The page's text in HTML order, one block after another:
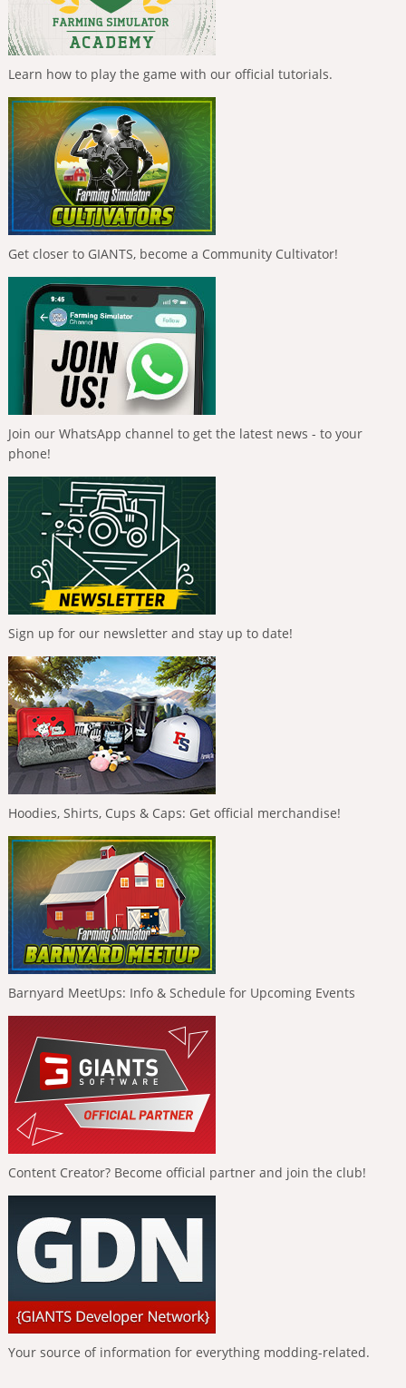
Learn how to play the game with our official tutorials.
Get closer to GIANTS, become a Community Cultivator!
Join our WhatsApp channel to get the latest news - to your
phone!
Sign up for our newsletter and stay up to date!
Hoodies, Shirts, Cups & Caps: Get official merchandise!
Barnyard MeetUps: Info & Schedule for Upcoming Events
Content Creator? Become official partner and join the club!
Your source of information for everything modding-related.